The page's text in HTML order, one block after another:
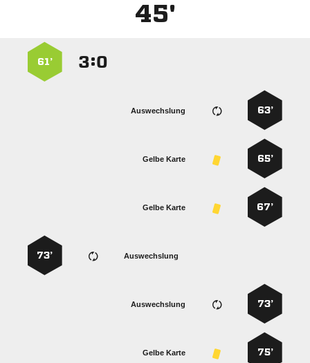
45'
:
61’
63’
Auswechslung
65’
Gelbe Karte
67’
Gelbe Karte
Auswechslung
73’
73’
Auswechslung
75’
Gelbe Karte